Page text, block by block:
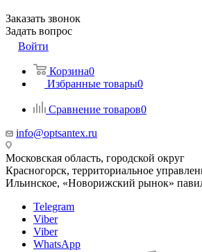
Заказать звонок
Задать вопрос
Войти
Корзина0
Избранные товары0
Сравнение товаров0
info@optsantex.ru
Московская область, городской округ
Красногорск, территориальное
Ильинское, «Новорижский рынок»
Telegram
Viber
Viber
WhatsApp